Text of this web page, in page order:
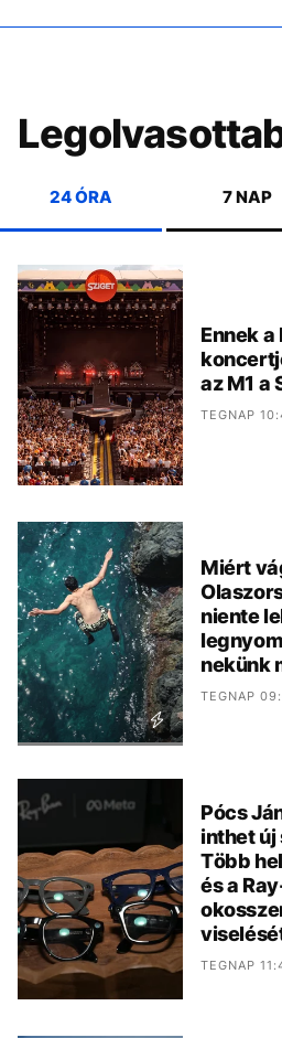
24 ÓRA 7 NAP
Ennek
az M1 a
TEGNAP
Miért
niente
nekünk
TEGNAP
Pócs
inthet új
Több
és a
TEGNAP